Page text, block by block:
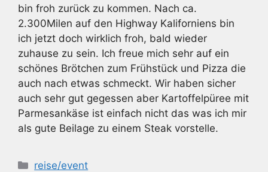
bin froh zurück zu kommen. Nach ca.
2.300Milen auf den Highway Kaliforniens bin
ich jetzt doch wirklich froh, bald wieder
zuhause zu sein. Ich freue mich sehr auf ein
schönes Brötchen zum Frühstück und Pizza die
auch nach etwas schmeckt. Wir haben sicher
auch sehr gut gegessen aber Kartoffelpüree mit
Parmesankäse ist einfach nicht das was ich mir
als gute Beilage zu einem Steak vorstelle.
Kategorien
reise/event